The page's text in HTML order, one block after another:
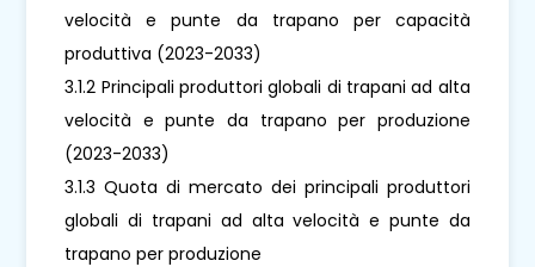
velocità e punte da trapano per capacità
produttiva (2023-2033)
3.1.2 Principali produttori globali di trapani ad alta
velocità e punte da trapano per produzione
(2023-2033)
3.1.3 Quota di mercato dei principali produttori
globali di trapani ad alta velocità e punte da
trapano per produzione